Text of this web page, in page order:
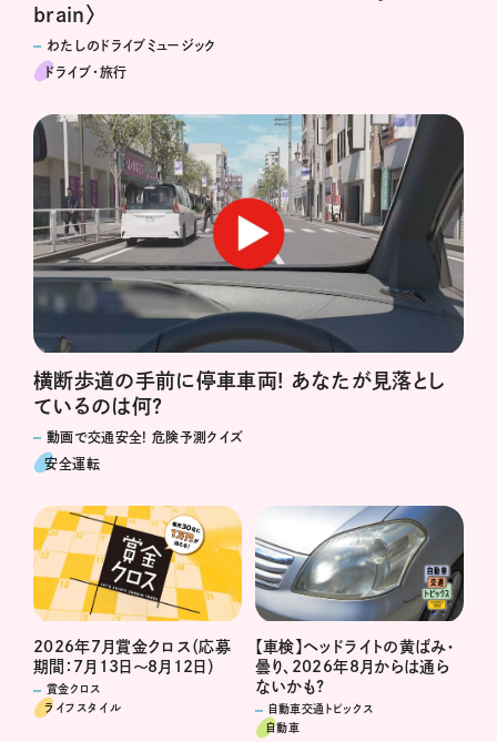
brain〉
わたしのドライブミュージック
ドライブ･旅行
横断歩道の手前に停車車両! あなたが見落とし
ているのは何?
動画で交通安全! 危険予測クイズ
安全運転
2026年7月賞金クロス（応募
期間：7月13日～8月12日）
賞金クロス
ライフスタイル
【車検】ヘッドライトの黄ばみ・
曇り、2026年8月からは通ら
ないかも?
自動車交通トピックス
自動車